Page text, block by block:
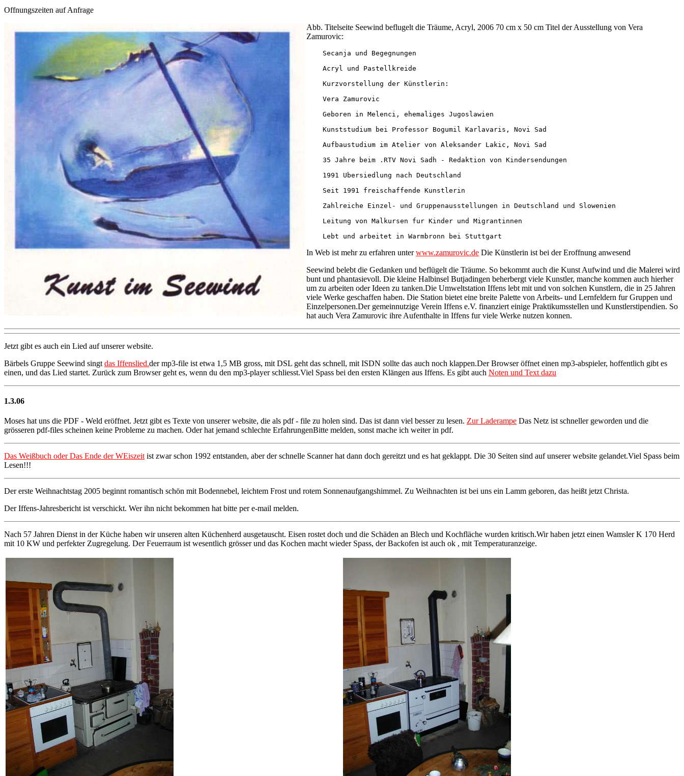
Offnungszeiten auf Anfrage
Abb. Titelseite Seewind beflugelt die Träume, Acryl, 2006 70 cm x 50 cm Titel der Ausstellung von Vera
Zamurovic:
    Secanja und Begegnungen
    Acryl und Pastellkreide
    Kurzvorstellung der Künstlerin:
    Vera Zamurovic
    Geboren in Melenci, ehemaliges Jugoslawien
    Kunststudium bei Professor Bogumil Karlavaris, Novi Sad
    Aufbaustudium im Atelier von Aleksander Lakic, Novi Sad
    35 Jahre beim .RTV Novi Sadh - Redaktion von Kindersendungen
    1991 Ubersiedlung nach Deutschland
    Seit 1991 freischaffende Kunstlerin
    Zahlreiche Einzel- und Gruppenausstellungen in Deutschland und Slowenien
    Leitung von Malkursen fur Kinder und Migrantinnen
In Web ist mehr zu erfahren unterwww.zamurovic.de Die Künstlerin ist bei der Eroffnung anwesend
Seewind belebt die Gedanken und beflügelt die Träume. So bekommt auch die Kunst Aufwind und die Malerei wird
bunt und phantasievoll. Die kleine Halbinsel Butjadingen beherbergt viele Kunstler, manche kommen auch hierher
um zu arbeiten oder Ideen zu tanken.Die Umweltstation Iffens lebt mit und von solchen Kunstlern, die in 25 Jahren
viele Werke geschaffen haben. Die Station bietet eine breite Palette von Arbeits- und Lernfeldern fur Gruppen und
Einzelpersonen.Der gemeinnutzige Verein Iffens e.V. finanziert einige Praktikumsstellen und Kunstlerstipendien. So
hat auch Vera Zamurovic ihre Aufenthalte in Iffens fur viele Werke nutzen konnen.
Jetzt gibt es auch ein Lied auf unserer website.
Bärbels Gruppe Seewind singt das Iffenslied.der mp3-file ist etwa 1,5 MB gross, mit DSL geht das schnell, mit ISDN sollte das auch noch klappen.Der Browser öffnet einen mp3-abspieler, hoffentlich gibt es
einen, und das Lied startet. Zurück zum Browser geht es, wenn du den mp3-player schliesst.Viel Spass bei den ersten Klängen aus Iffens. Es gibt auch Noten und Text dazu
1.3.06
Moses hat uns die PDF - Weld eröffnet. Jetzt gibt es Texte von unserer website, die als pdf - file zu holen sind. Das ist dann viel besser zu lesen. Zur Laderampe Das Netz ist schneller geworden und die
grösseren pdf-files scheinen keine Probleme zu machen. Oder hat jemand schlechte ErfahrungenBitte melden, sonst mache ich weiter in pdf.
Das Weißbuch oder Das Ende der WEiszeit ist zwar schon 1992 entstanden, aber der schnelle Scanner hat dann doch gereitzt und es hat geklappt. Die 30 Seiten sind auf unserer website gelandet.Viel Spass beim
Lesen!!!
Der erste Weihnachtstag 2005 beginnt romantisch schön mit Bodennebel, leichtem Frost und rotem Sonnenaufgangshimmel. Zu Weihnachten ist bei uns ein Lamm geboren, das heißt jetzt Christa.
Der Iffens-Jahresbericht ist verschickt. Wer ihn nicht bekommen hat bitte per e-mail melden.
Nach 57 Jahren Dienst in der Küche haben wir unseren alten Küchenherd ausgetauscht. Eisen rostet doch und die Schäden an Blech und Kochfläche wurden kritisch.Wir haben jetzt einen Wamsler K 170 Herd
mit 10 KW und perfekter Zugregelung. Der Feuerraum ist wesentlich grösser und das Kochen macht wieder Spass, der Backofen ist auch ok , mit Temperaturanzeige.